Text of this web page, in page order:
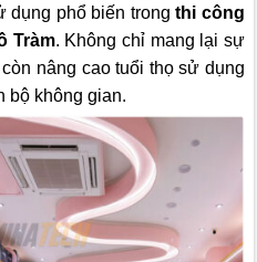
dụng phổ biến trongthi công
Tràm. Không chỉ mang lại sự
nâng cao tuổi thọ sử dụng
bộ không gian.